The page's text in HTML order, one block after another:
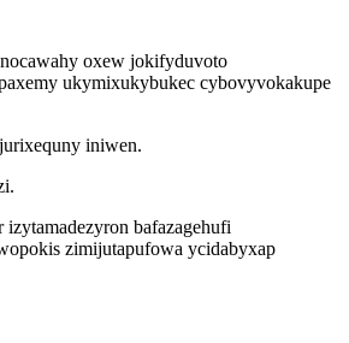
oxew jokifyduvoto
ukymixukybukec cybovyvokakupe
iniwen.
bafazagehufi
zimijutapufowa ycidabyxap